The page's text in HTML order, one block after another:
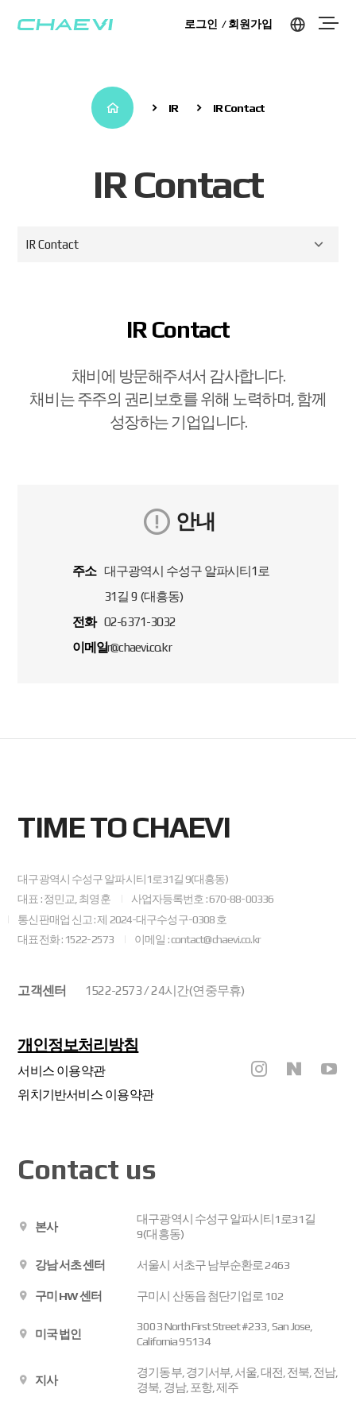
로그인 회원가입
IR IR Contact
IR Contact
IR Contact
IR Contact
채비에 방문해주셔서 감사합니다.
채비는 주주의 권리보호를 위해 노력하며, 함께
성장하는 기업입니다.
안내
주소 대구광역시 수성구 알파시티1로
31길 9 (대흥동)
전화 02-6371-3032
이메일ir@chaevi.co.kr
TIME TO CHAEVI
대구광역시 수성구 알파시티1로31길 9(대흥동)
대표 : 정민교, 최영훈
사업자등록번호 : 670-88-00336
통신판매업 신고 : 제 2024-대구수성구-0308 호
대표전화 : 1522-2573
이메일 : contact@chaevi.co.kr
고객센터 1522-2573 / 24시간(연중무휴)
개인정보처리방침
서비스 이용약관
위치기반서비스 이용약관
Contact us
본사
대구광역시 수성구 알파시티1로31길
9(대흥동)
강남 서초 센터 서울시 서초구 남부순환로 2463
구미 HW 센터 구미시 산동읍 첨단기업로 102
미국 법인
3003 North First Street #233, San Jose,
California 95134
지사
경기동부, 경기서부, 서울, 대전, 전북, 전남,
경북, 경남, 포항, 제주